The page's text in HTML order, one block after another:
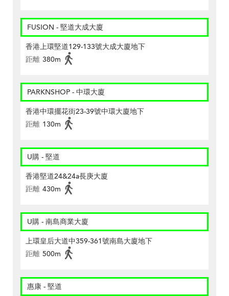
FUSION - 堅道大成大廈
香港上環堅道129-133號大成大廈地下
距離 380m
PARKNSHOP - 中環大廈
香港中環擺花街23-39號中環大廈地下
距離 130m
U購 - 堅道
香港堅道24&24a長庚大廈
距離 430m
U購 - 南島商業大廈
上環皇后大道中359-361號南島大廈地下
距離 500m
惠康 - 堅道